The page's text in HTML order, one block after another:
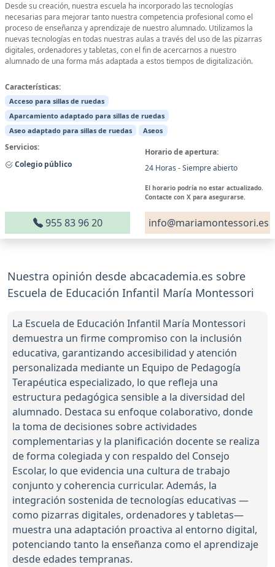
Desde su creación, nuestra escuela ha incorporado las tecnologías
necesarias para mejorar tanto nuestra competencia profesional como el
proceso de enseñanza y aprendizaje de nuestro alumnado. Utilizamos la
nuevas tecnologías en todas nuestras aulas a través del uso de las pizarras
digitales, ordenadores y tabletas, con el fin de acercarnos a nuestro
alumnado de una forma más adaptada a estos tiempos de digitalización.
Características:
Acceso para sillas de ruedas
Aparcamiento adaptado para sillas de ruedas
Aseo adaptado para sillas de ruedas
Aseos
Servicios:
Colegio público
Horario de apertura:
24 Horas - Siempre abierto
El horario podría no estar actualizado.
Contacte con X para asegurarse.
955 83 96 20 info@mariamontessori.es
Nuestra opinión desde abcacademia.es sobre
Escuela de Educación Infantil María Montessori
La Escuela de Educación Infantil María Montessori
demuestra un firme compromiso con la inclusión
educativa, garantizando accesibilidad y atención
personalizada mediante un Equipo de Pedagogía
Terapéutica especializado, lo que refleja una
estructura pedagógica sensible a la diversidad del
alumnado. Destaca su enfoque colaborativo, donde
la toma de decisiones sobre actividades
complementarias y la planificación docente se realiza
de forma colegiada y con respaldo del Consejo
Escolar, lo que evidencia una cultura de trabajo
conjunto y coherencia curricular. Además, la
integración sostenida de tecnologías educativas —
como pizarras digitales, ordenadores y tabletas—
muestra una adaptación proactiva al entorno digital,
potenciando tanto la enseñanza como el aprendizaje
desde edades tempranas.